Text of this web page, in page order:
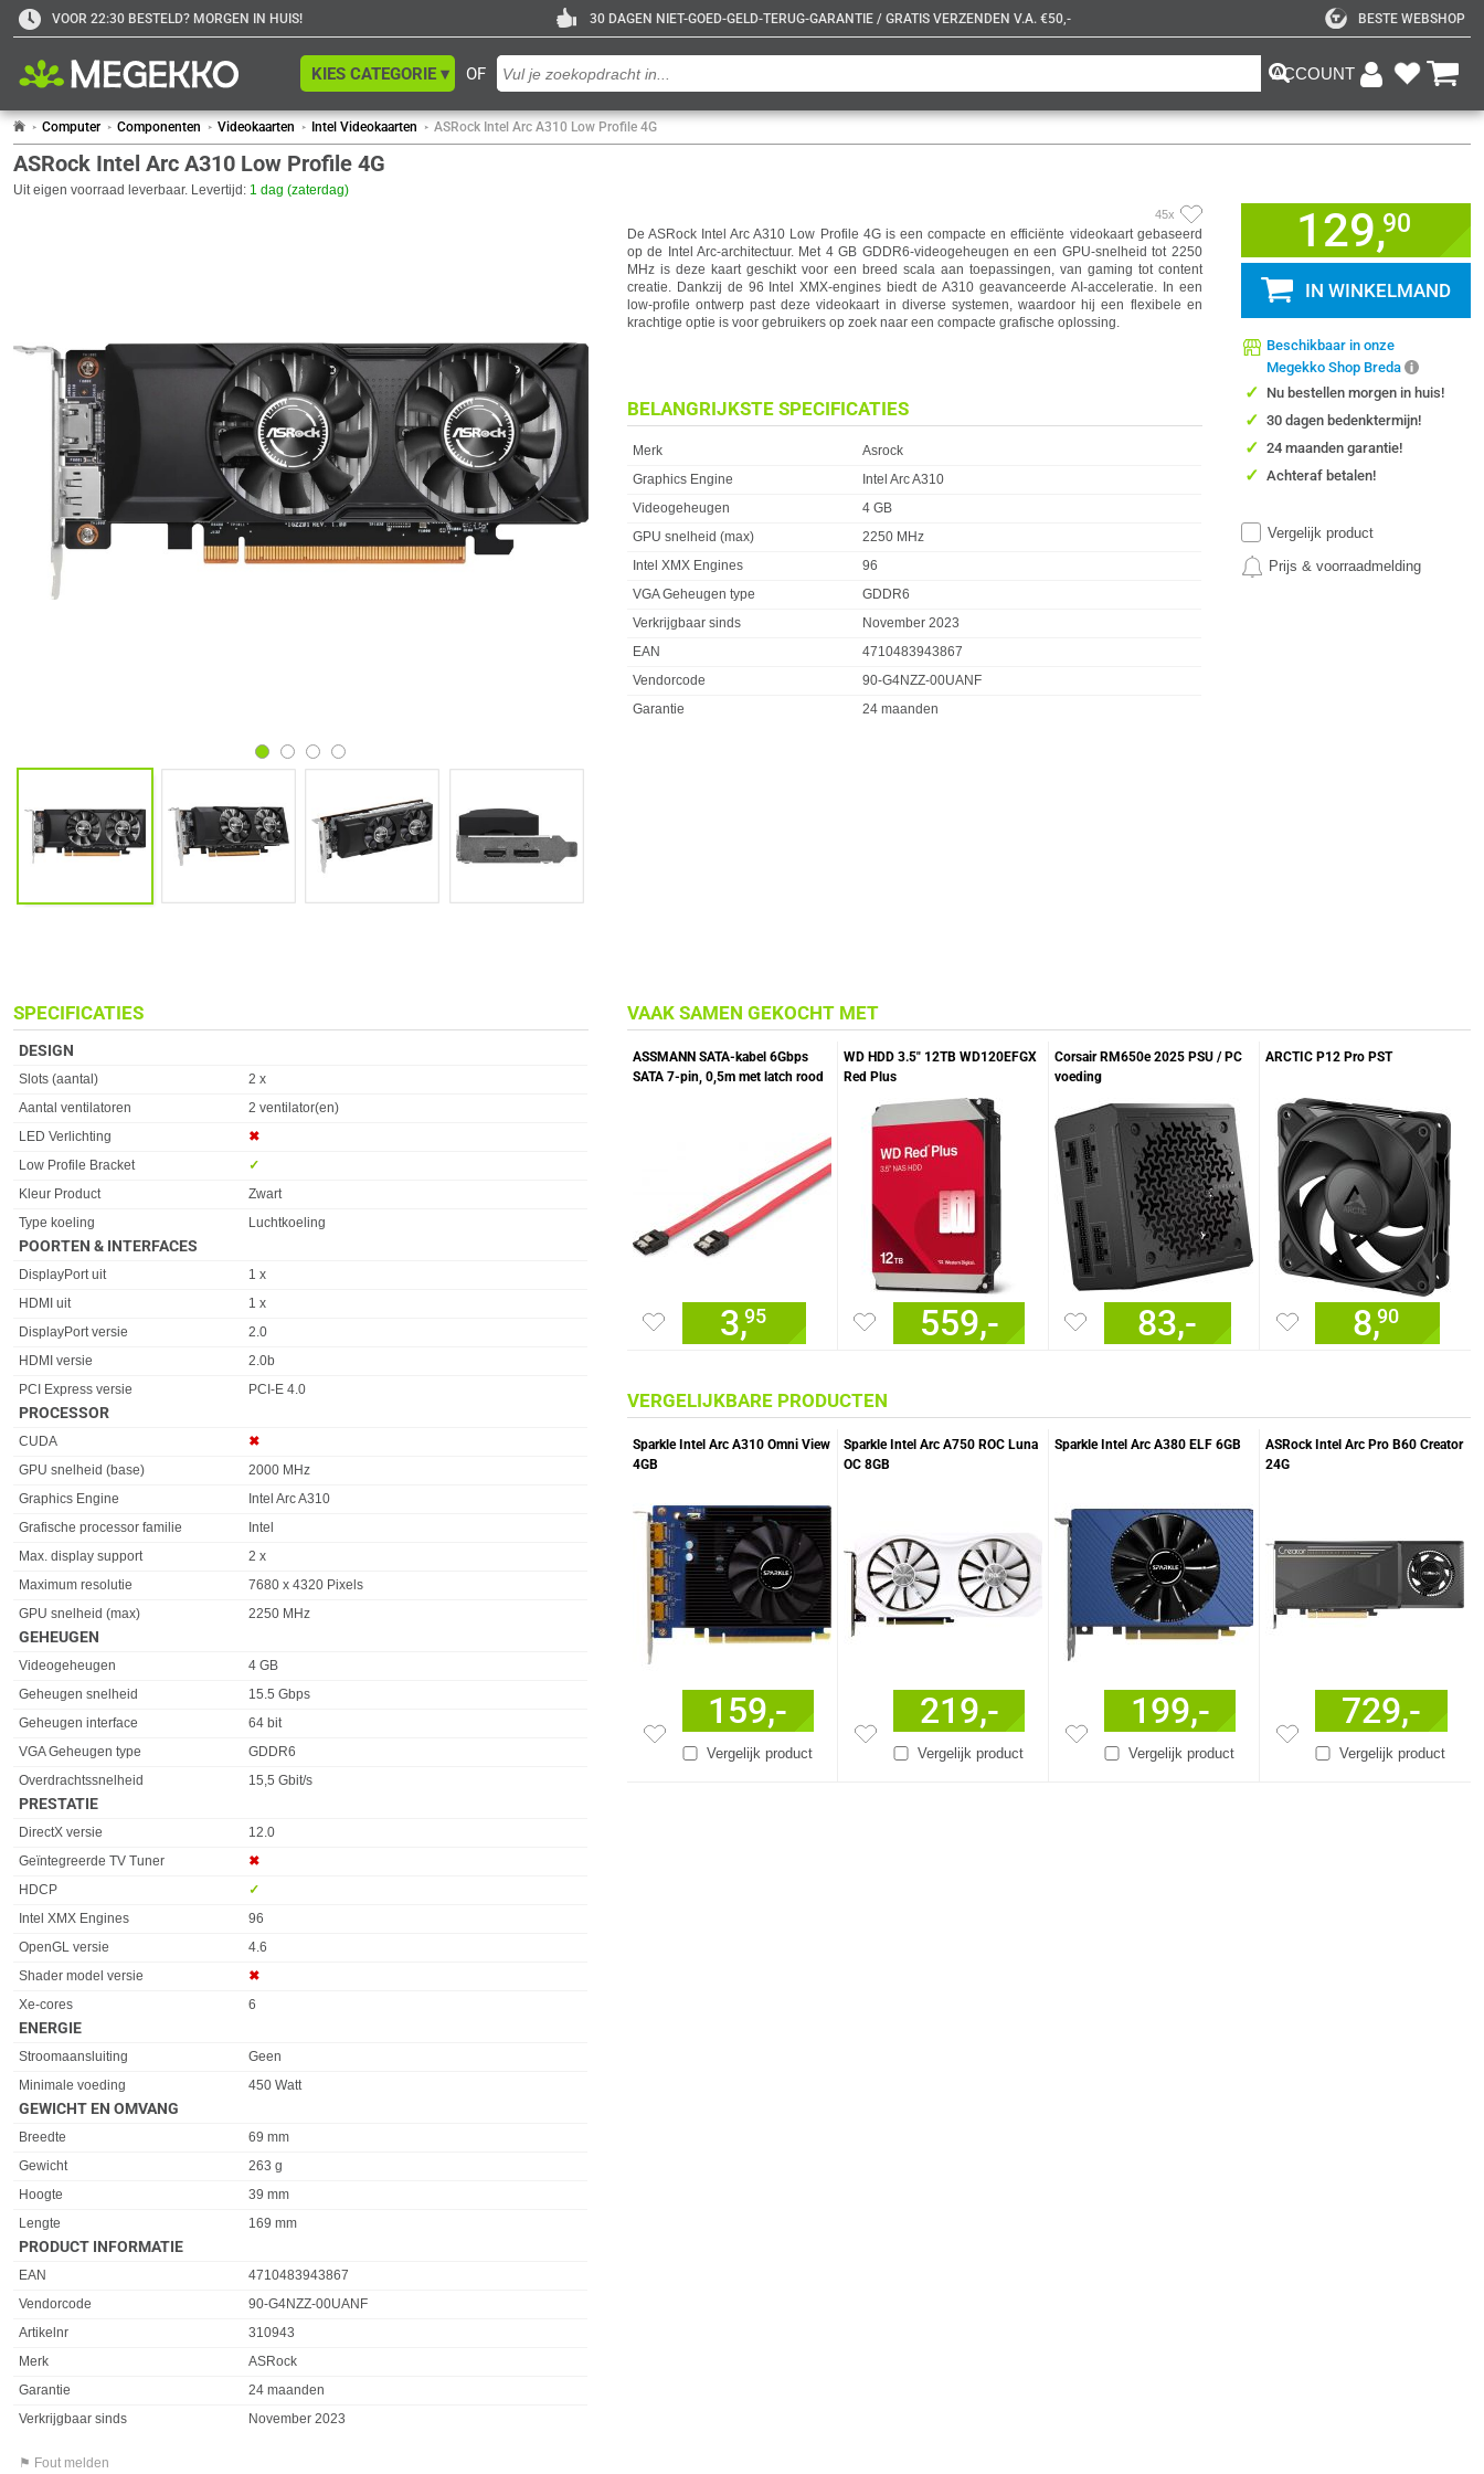
VOOR 22:30 BESTELD? MORGEN IN HUIS! 30 DAGEN NIET-GOED-GELD-TERUG-GARANTIE / GRATIS VERZENDEN V.A. €50,- BESTE WEBSHOP
OF
KIES CATEGORIE ▾ ACCOUNT
Computer Componenten Videokaarten Intel Videokaarten ASRock Intel Arc A310 Low Profile 4G
ASRock Intel Arc A310 Low Profile 4G
Uit eigen voorraad leverbaar. Levertijd: 1 dag (zaterdag)
45x
De ASRock Intel Arc A310 Low Profile 4G is een compacte en efficiënte videokaart gebaseerd
op de Intel Arc-architectuur. Met 4 GB GDDR6-videogeheugen en een GPU-snelheid tot 2250
MHz is deze kaart geschikt voor een breed scala aan toepassingen, van gaming tot content
creatie. Dankzij de 96 Intel XMX-engines biedt de A310 geavanceerde AI-acceleratie. In een
low-profile ontwerp past deze videokaart in diverse systemen, waardoor hij een flexibele en
krachtige optie is voor gebruikers op zoek naar een compacte grafische oplossing.
BELANGRIJKSTE SPECIFICATIES
Eigenschap
Merk
Asrock
Graphics Engine
Intel Arc A310
Videogeheugen
4 GB
GPU snelheid (max)
2250 MHz
Intel XMX Engines
96
VGA Geheugen type
GDDR6
Verkrijgbaar sinds
November 2023
EAN
4710483943867
Vendorcode
90-G4NZZ-00UANF
Garantie
24 maanden
129,90
IN WINKELMAND
Beschikbaar in onze
Megekko Shop Breda
✓ Nu bestellen morgen in huis!
✓ 30 dagen bedenktermijn!
✓ 24 maanden garantie!
✓ Achteraf betalen!
Vergelijk product
Prijs & voorraadmelding
SPECIFICATIES
DESIGN
Eigenschap Waarde
Slots (aantal)
2 x
Aantal ventilatoren
2 ventilator(en)
LED Verlichting
✖︎
Low Profile Bracket
✓︎
Kleur Product
Zwart
Type koeling
Luchtkoeling
POORTEN & INTERFACES
Eigenschap Waarde
DisplayPort uit
1 x
HDMI uit
1 x
DisplayPort versie
2.0
HDMI versie
2.0b
PCI Express versie
PCI-E 4.0
PROCESSOR
Eigenschap
CUDA
✖︎
GPU snelheid (base)
2000 MHz
Graphics Engine
Intel Arc A310
Grafische processor familie
Intel
Max. display support
2 x
Maximum resolutie
7680 x 4320 Pixels
GPU snelheid (max)
2250 MHz
GEHEUGEN
Eigenschap Waarde
Videogeheugen
4 GB
Geheugen snelheid
15.5 Gbps
Geheugen interface
64 bit
VGA Geheugen type
GDDR6
Overdrachtssnelheid
15,5 Gbit/s
PRESTATIE
Eigenschap Waarde
DirectX versie
12.0
Geïntegreerde TV Tuner
✖︎
HDCP
✓︎
Intel XMX Engines
96
OpenGL versie
4.6
Shader model versie
✖︎
Xe-cores
6
ENERGIE
Eigenschap Waarde
Stroomaansluiting
Geen
Minimale voeding
450 Watt
GEWICHT EN OMVANG
Eigenschap
Breedte
69 mm
Gewicht
263 g
Hoogte
39 mm
Lengte
169 mm
PRODUCT INFORMATIE
EAN
4710483943867
Vendorcode
90-G4NZZ-00UANF
Artikelnr
310943
Merk
ASRock
Garantie
24 maanden
Verkrijgbaar sinds
November 2023
⚑ Fout melden
VAAK SAMEN GEKOCHT MET
ASSMANN SATA-kabel 6Gbps
SATA 7-pin, 0,5m met latch rood
3,95
WD HDD 3.5" 12TB WD120EFGX
Red Plus
559,-
Corsair RM650e 2025 PSU / PC
voeding
83,-
ARCTIC P12 Pro PST
8,90
VERGELIJKBARE PRODUCTEN
Sparkle Intel Arc A310 Omni View
4GB
Vergelijk product
159,-
Sparkle Intel Arc A750 ROC Luna
OC 8GB
Vergelijk product
219,-
Sparkle Intel Arc A380 ELF 6GB
Vergelijk product
199,-
ASRock Intel Arc Pro B60 Creator
24G
Vergelijk product
729,-